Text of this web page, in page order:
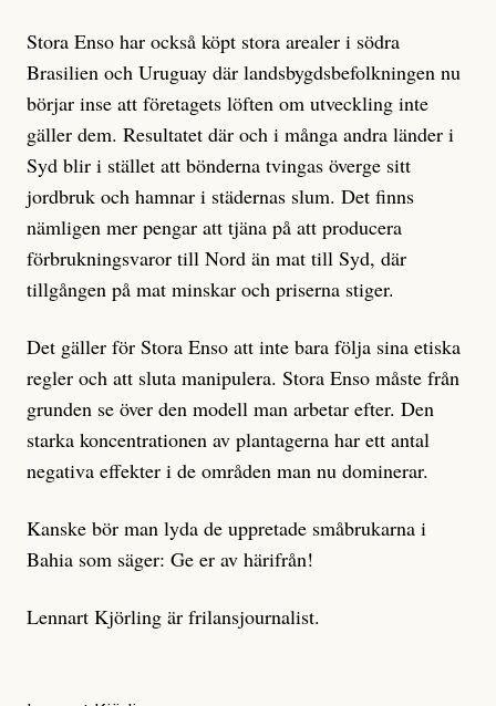
Stora Enso har också köpt stora arealer i södra
Brasilien och Uruguay där landsbygdsbefolkningen nu
börjar inse att företagets löften om utveckling inte
gäller dem. Resultatet där och i många andra länder i
Syd blir i stället att bönderna tvingas överge sitt
jordbruk och hamnar i städernas slum. Det finns
nämligen mer pengar att tjäna på att producera
förbrukningsvaror till Nord än mat till Syd, där
tillgången på mat minskar och priserna stiger.
Det gäller för Stora Enso att inte bara följa sina etiska
regler och att sluta manipulera. Stora Enso måste från
grunden se över den modell man arbetar efter. Den
starka koncentrationen av plantagerna har ett antal
negativa effekter i de områden man nu dominerar.
Kanske bör man lyda de uppretade småbrukarna i
Bahia som säger: Ge er av härifrån!
Lennart Kjörling är frilansjournalist.